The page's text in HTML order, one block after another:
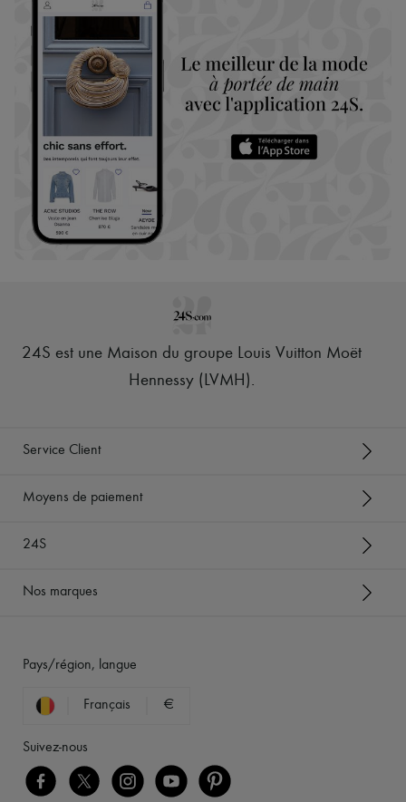
24S est une Maison du groupe Louis Vuitton Moët
Hennessy (LVMH).
Service Client
Moyens de paiement
24S
Nos marques
Pays/région, langue
Français €
Suivez-nous